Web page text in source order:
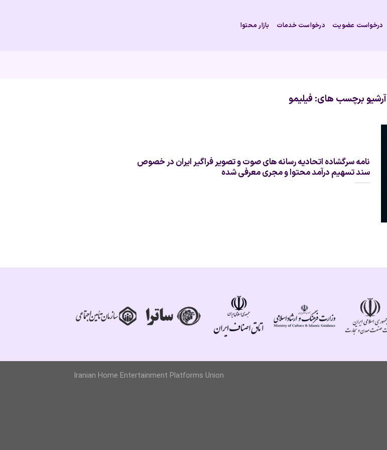
درخواست عضویت درخواست خدمات بازار محتوا
آرشیو برچسب های: فیلیمو
نامه سرگشاده اتحادیه رسانه های صوت و تصویر فراگیر ایران در خصوص
سند تسهیم درآمد محتوا و مجری معرفی شده
Iranian Home Entertainment Platforms Union